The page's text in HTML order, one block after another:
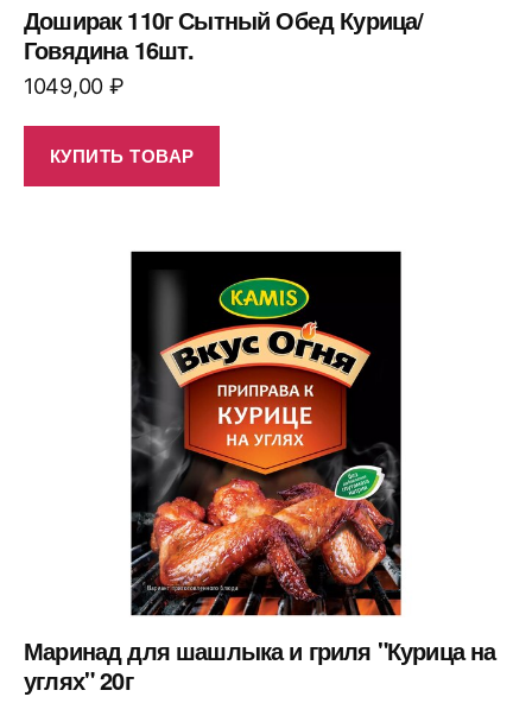
Доширак 110г Сытный Обед Курица/
Говядина 16шт.
1049,00 ₽
КУПИТЬ ТОВАР
Маринад для шашлыка и гриля "Курица на
углях" 20г